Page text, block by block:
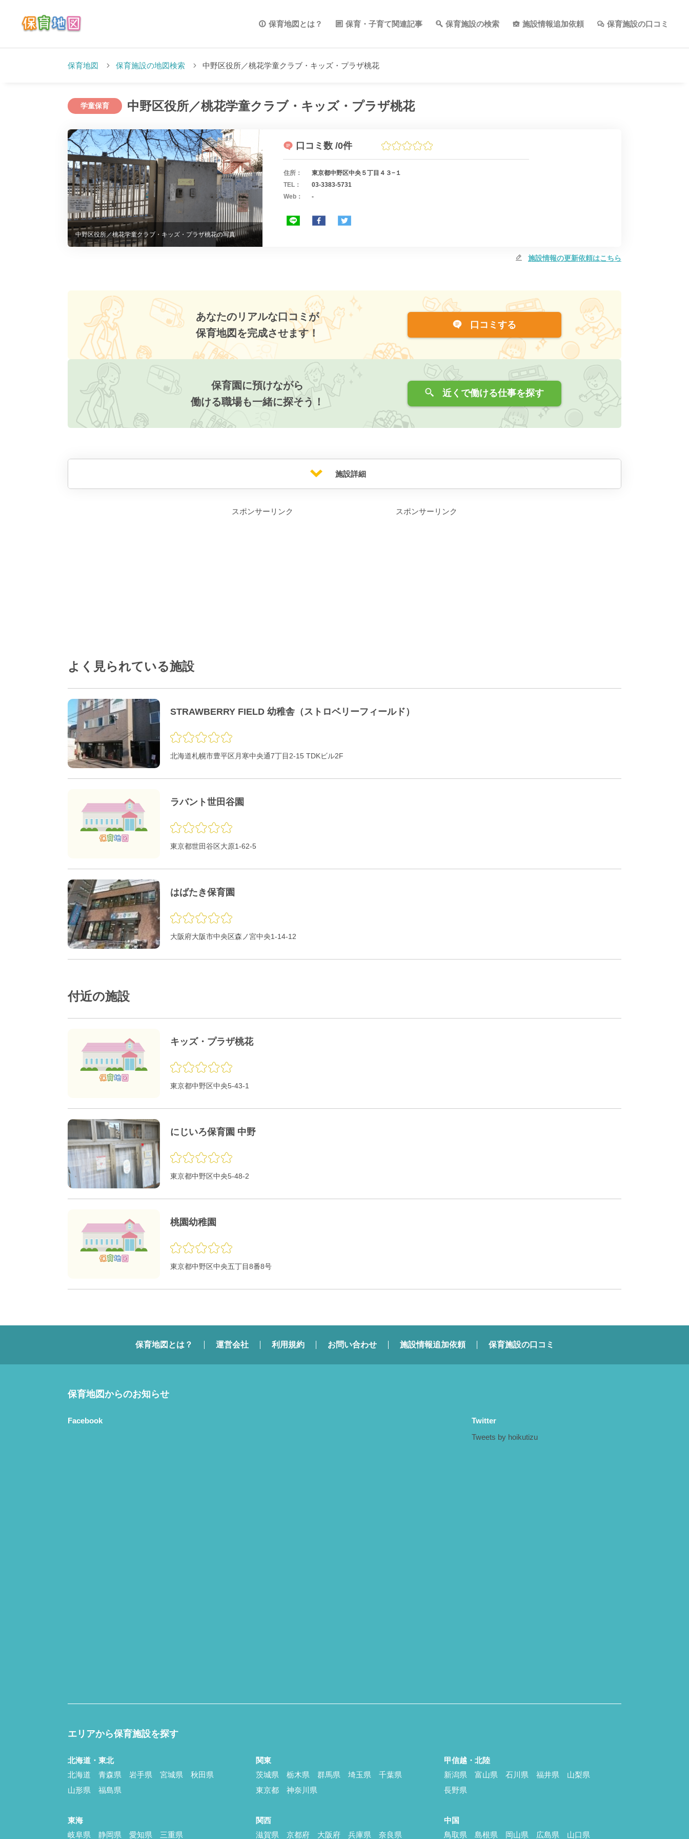
保育地図とは？ 保育・子育て関連記事 保育施設の検索 施設情報追加依頼 保育施設の口コミ
保育地図 保育施設の地図検索 中野区役所／桃花学童クラブ・キッズ・プラザ桃花
学童保育 中野区役所／桃花学童クラブ・キッズ・プラザ桃花
中野区役所／桃花学童クラブ・キッズ・プラザ桃花の写真
口コミ数 /0件
住所：
東京都中野区中央５丁目４３−１
TEL：
03-3383-5731
Web：
-
施設情報の更新依頼はこちら
あなたのリアルな口コミが
保育地図を完成させます！
口コミする
保育園に預けながら
働ける職場も一緒に探そう！
近くで働ける仕事を探す
施設詳細
スポンサーリンク スポンサーリンク
よく見られている施設
STRAWBERRY FIELD 幼稚舎（ストロベリーフィールド）
北海道札幌市豊平区月寒中央通7丁目2-15 TDKビル2F
ラバント世田谷園
東京都世田谷区大原1-62-5
はばたき保育園
大阪府大阪市中央区森ノ宮中央1-14-12
付近の施設
キッズ・プラザ桃花
東京都中野区中央5-43-1
にじいろ保育園 中野
東京都中野区中央5-48-2
桃園幼稚園
東京都中野区中央五丁目8番8号
保育地図とは？ 運営会社 利用規約 お問い合わせ 施設情報追加依頼 保育施設の口コミ
保育地図からのお知らせ
Facebook
Twitter
Tweets by hoikutizu
エリアから保育施設を探す
北海道・東北
北海道
青森県 岩手県 宮城県
秋田県
山形県
福島県
関東
茨城県
栃木県 群馬県 埼玉県
千葉県
東京都
神奈川県
甲信越・北陸
新潟県
富山県 石川県 福井県
山梨県
長野県
東海
岐阜県
静岡県 愛知県 三重県
関西
滋賀県
京都府 大阪府 兵庫県 奈良県
中国
鳥取県
島根県 岡山県 広島県 山口県